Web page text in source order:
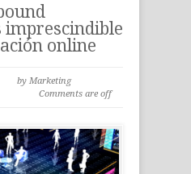
online
by Marketing
Comments are off